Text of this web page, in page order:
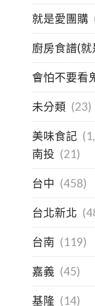
就是愛團購
廚房食譜(
會怕不要看
未分類 (23)
美味食記
南投 (21)
台中 (458)
台北新北
台南 (119)
嘉義 (45)
基隆 (14)